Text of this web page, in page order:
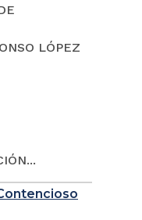
LÓPEZ